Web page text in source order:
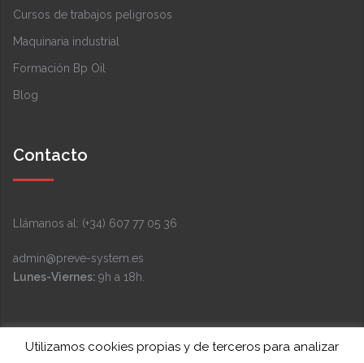
Cursos de trabajos peligrosos
Maquinaria industrial
Formación Bp Oil
Blog
Contacto
Llámanos al: (+34) 607 77 05 36
admin@preve-system.es
Lunes-Viernes: 9h a 18h.
Facebook InstagramLinkedIn YouTube Twitter